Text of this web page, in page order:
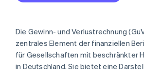
Stripe-Sessions
Erfahren Sie, wie
Jetzt ansehen
Die Gewinn- und Verlustrechnung
zentrales Element der finanziellen
für Gesellschaften mit beschränkter
in Deutschland. Sie bietet eine